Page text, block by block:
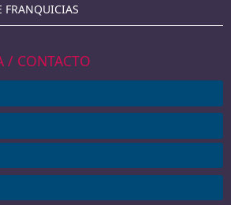
FRANQUICIAS
/ CONTACTO